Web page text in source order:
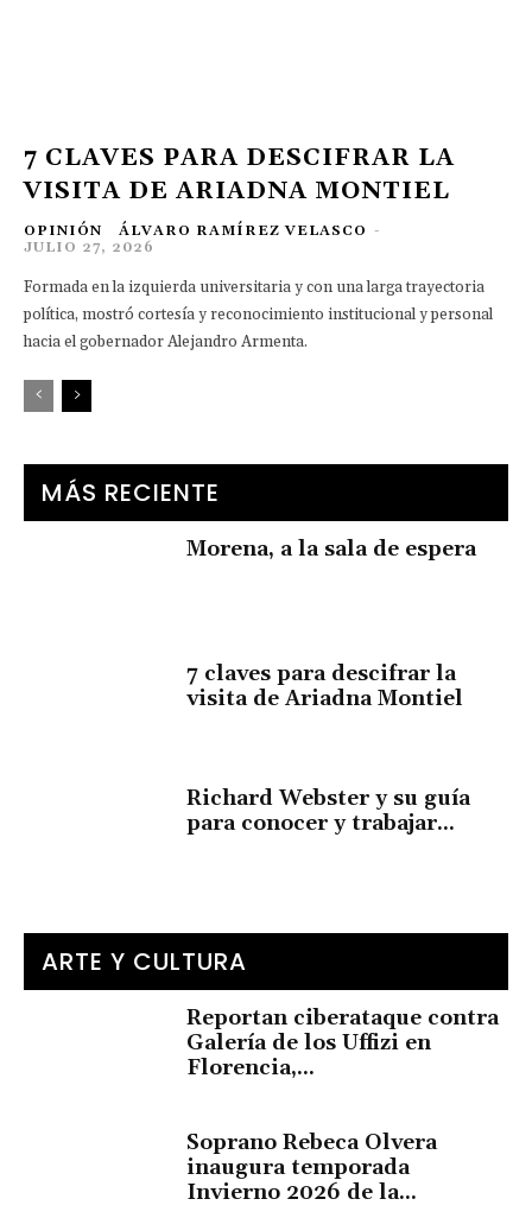
7 CLAVES PARA DESCIFRAR LA
VISITA DE ARIADNA MONTIEL
OPINIÓN ÁLVARO RAMÍREZ VELASCO -
JULIO 27, 2026
Formada en la izquierda universitaria y con una larga trayectoria
política, mostró cortesía y reconocimiento institucional y personal
hacia el gobernador Alejandro Armenta.
MÁS RECIENTE
Morena, a la sala de espera
7 claves para descifrar la
visita de Ariadna Montiel
Richard Webster y su guía
para conocer y trabajar...
ARTE Y CULTURA
Reportan ciberataque contra
Galería de los Uffizi en
Florencia,...
Soprano Rebeca Olvera
inaugura temporada
Invierno 2026 de la...